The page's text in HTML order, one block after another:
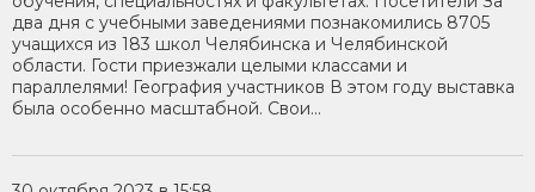
два дня с учебными заведениями познакомились 8705
учащихся из 183 школ Челябинска и Челябинской
области. Гости приезжали целыми классами и
параллелями! География участников В этом году выставка
была особенно масштабной. Свои...